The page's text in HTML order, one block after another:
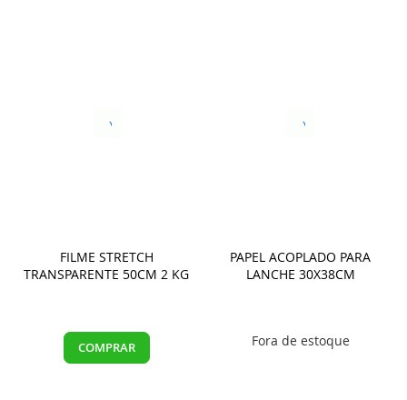
FILME STRETCH
TRANSPARENTE 50CM 2 KG
COMPRAR
PAPEL ACOPLADO PARA
LANCHE 30X38CM
Fora de estoque